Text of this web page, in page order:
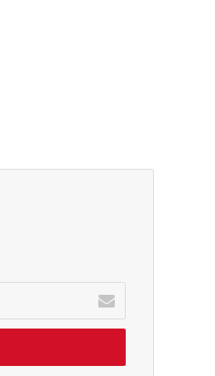
أدخل
بريدك
الالكتروني